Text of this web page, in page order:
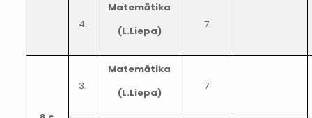
4.
Matemātika
(L.Liepa)
7.
3.
Matemātika
(L.Liepa)
7.